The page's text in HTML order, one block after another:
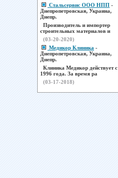
Стальсервис ООО НПП -
Днепропетровская, Украина,
Днепр.
Производитель и импортер
строительных материалов и
(03-20-2020)
Медикор Клиника -
Днепропетровская, Украина,
Днепр.
Клиника Медикор действует с
1996 года. За время ра
(03-17-2018)